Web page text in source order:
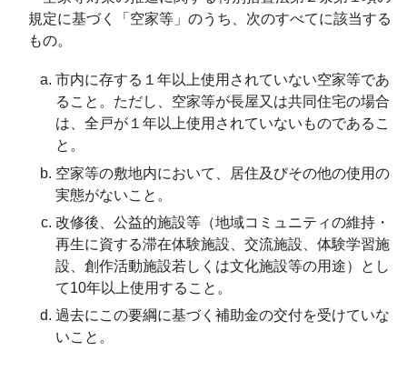
規定に基づく「空家等」のうち、次のすべてに該当する
もの。
市内に存する１年以上使用されていない空家等であ
ること。ただし、空家等が長屋又は共同住宅の場合
は、全戸が１年以上使用されていないものであるこ
と。
空家等の敷地内において、居住及びその他の使用の
実態がないこと。
改修後、公益的施設等（地域コミュニティの維持・
再生に資する滞在体験施設、交流施設、体験学習施
設、創作活動施設若しくは文化施設等の用途）とし
て10年以上使用すること。
過去にこの要綱に基づく補助金の交付を受けていな
いこと。